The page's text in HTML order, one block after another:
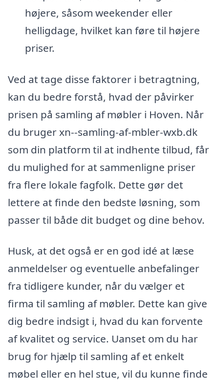
højere, såsom weekender eller
helligdage, hvilket kan føre til højere
priser.
Ved at tage disse faktorer i betragtning,
kan du bedre forstå, hvad der påvirker
prisen på samling af møbler i Hoven. Når
du bruger xn--samling-af-mbler-wxb.dk
som din platform til at indhente tilbud, får
du mulighed for at sammenligne priser
fra flere lokale fagfolk. Dette gør det
lettere at finde den bedste løsning, som
passer til både dit budget og dine behov.
Husk, at det også er en god idé at læse
anmeldelser og eventuelle anbefalinger
fra tidligere kunder, når du vælger et
firma til samling af møbler. Dette kan give
dig bedre indsigt i, hvad du kan forvente
af kvalitet og service. Uanset om du har
brug for hjælp til samling af et enkelt
møbel eller en hel stue, vil du kunne finde